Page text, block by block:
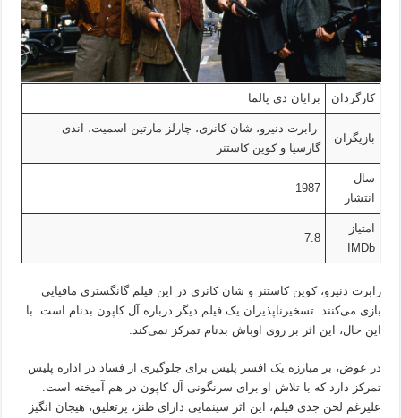
کارگردان برایان دی پالما
بازیگران
رابرت دنیرو، شان کانری، چارلز مارتین اسمیت، اندی
گارسیا و کوین کاستنر
سال
انتشار
1987
امتیاز
IMDb
7.8
رابرت دنیرو، کوین کاستنر و شان کانری در این فیلم گانگستری مافیایی
بازی می‌کنند. تسخیرناپذیران یک فیلم دیگر درباره آل کاپون بدنام است. با
این حال، این اثر بر روی اوباش بدنام تمرکز نمی‌کند.
در عوض، بر مبارزه یک افسر پلیس برای جلوگیری از فساد در اداره پلیس
تمرکز دارد که با تلاش او برای سرنگونی آل کاپون در هم آمیخته است.
علیرغم لحن جدی فیلم، این اثر سینمایی دارای طنز، پرتعلیق، هیجان انگیز